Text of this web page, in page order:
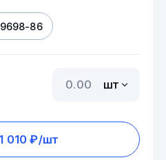
86
шт
010 ₽/шт